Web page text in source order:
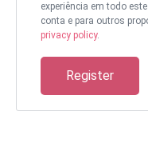
experiência em todo
conta e para outros
privacy policy.
Register